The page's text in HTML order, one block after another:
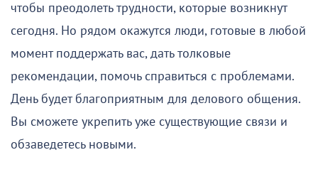
чтобы преодолеть трудности, которые возникнут
сегодня. Но рядом окажутся люди, готовые в любой
момент поддержать вас, дать толковые
рекомендации, помочь справиться с проблемами.
День будет благоприятным для делового общения.
Вы сможете укрепить уже существующие связи и
обзаведетесь новыми.